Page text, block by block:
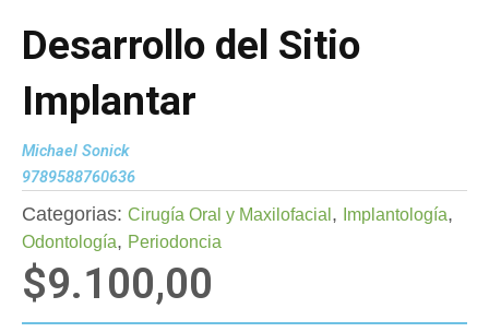
Desarrollo del Sitio
Implantar
Michael Sonick
9789588760636
Categorias: Cirugía Oral y Maxilofacial , Implantología,
Odontología, Periodoncia
$9.100,00